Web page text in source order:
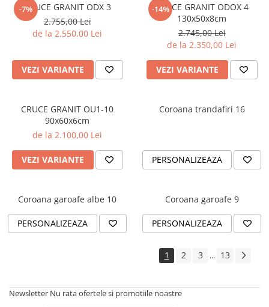
-7%
CRUCE GRANIT ODX 3
2.755,00 Lei
de la 2.550,00 Lei
VEZI VARIANTE
-14%
CRUCE GRANIT ODOX 4
130x50x8cm
2.745,00 Lei
de la 2.350,00 Lei
VEZI VARIANTE
CRUCE GRANIT OU1-10
90x60x6cm
de la 2.100,00 Lei
VEZI VARIANTE
Coroana trandafiri 16
PERSONALIZEAZA
Coroana garoafe albe 10
PERSONALIZEAZA
Coroana garoafe 9
PERSONALIZEAZA
1 2 3 ... 13
Newsletter Nu rata ofertele si promotiile noastre